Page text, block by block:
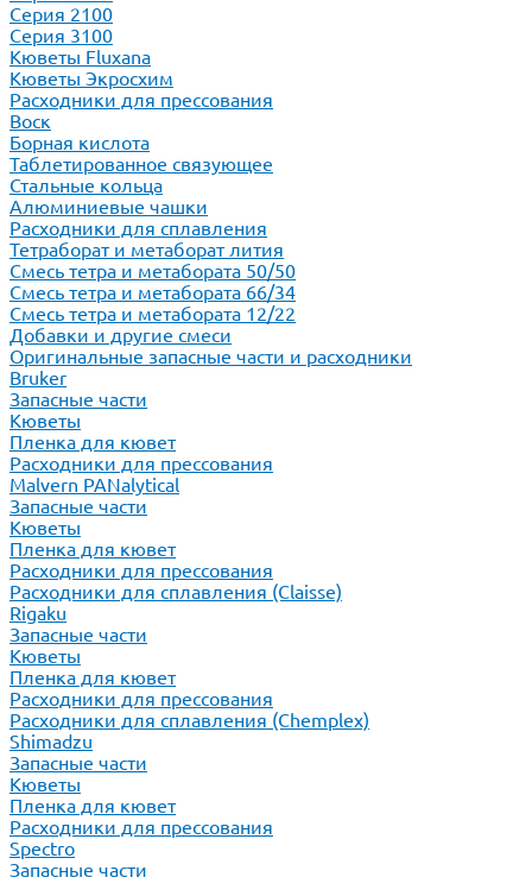
Серия 2100
Серия 3100
Кюветы Fluxana
Кюветы Экросхим
Расходники для прессования
Воск
Борная кислота
Таблетированное связующее
Стальные кольца
Алюминиевые чашки
Расходники для сплавления
Тетраборат и метаборат лития
Смесь тетра и метабората 50/50
Смесь тетра и метабората 66/34
Смесь тетра и метабората 12/22
Добавки и другие смеси
Оригинальные запасные части и расходники
Bruker
Запасные части
Кюветы
Пленка для кювет
Расходники для прессования
Malvern PANalytical
Запасные части
Кюветы
Пленка для кювет
Расходники для прессования
Расходники для сплавления (Claisse)
Rigaku
Запасные части
Кюветы
Пленка для кювет
Расходники для прессования
Расходники для сплавления (Chemplex)
Shimadzu
Запасные части
Кюветы
Пленка для кювет
Расходники для прессования
Spectro
Запасные части